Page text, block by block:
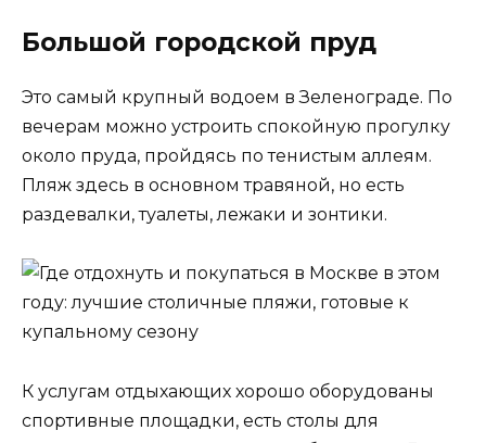
Большой городской пруд
Это самый крупный водоем в Зеленограде. По
вечерам можно устроить спокойную прогулку
около пруда, пройдясь по тенистым аллеям.
Пляж здесь в основном травяной, но есть
раздевалки, туалеты, лежаки и зонтики.
К услугам отдыхающих хорошо оборудованы
спортивные площадки, есть столы для